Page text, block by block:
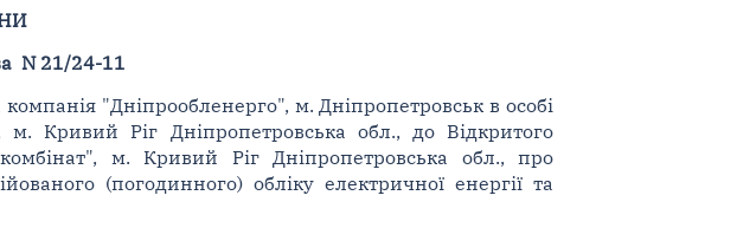
N 21/24-11
"Дніпрообленерго", м. Дніпропетровськ в особі
Кривий Ріг Дніпропетровська обл., до Відкритого
м. Кривий Ріг Дніпропетровська обл., про
(погодинного) обліку електричної енергії та